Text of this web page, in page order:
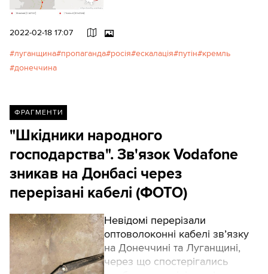
2022-02-18 17:07
луганщина пропаганда росія ескалація путін кремль
донеччина
ФРАГМЕНТИ
"Шкідники народного
господарства". Зв'язок Vodafone
зникав на Донбасі через
перерізані кабелі (ФОТО)
Невідомі перерізали
оптоволоконні кабелі зв’язку
на Донеччині та Луганщині,
через що спостерігались